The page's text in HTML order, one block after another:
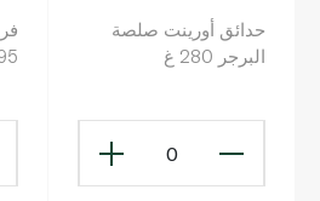
حدائق أورينت صلصة
البرجر 280 غ
0